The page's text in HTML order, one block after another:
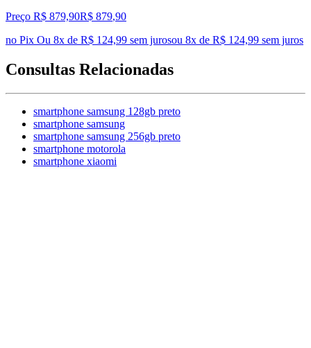
Preço R$ 879,90R$ 879,90
no Pix Ou 8x de R$ 124,99 sem jurosou 8x de R$ 124,99 sem juros
Consultas Relacionadas
smartphone samsung 128gb preto
smartphone samsung
smartphone samsung 256gb preto
smartphone motorola
smartphone xiaomi